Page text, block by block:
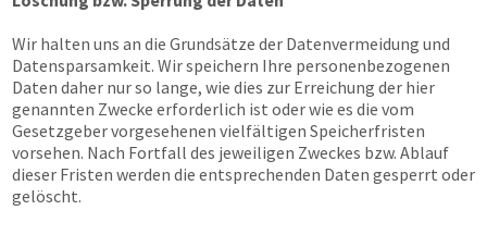
Wir halten uns an die Grundsätze der Datenvermeidung und
Datensparsamkeit. Wir speichern Ihre personenbezogenen
Daten daher nur so lange, wie dies zur Erreichung der hier
genannten Zwecke erforderlich ist oder wie es die vom
Gesetzgeber vorgesehenen vielfältigen Speicherfristen
vorsehen. Nach Fortfall des jeweiligen Zweckes bzw. Ablauf
dieser Fristen werden die entsprechenden Daten gesperrt oder
gelöscht.